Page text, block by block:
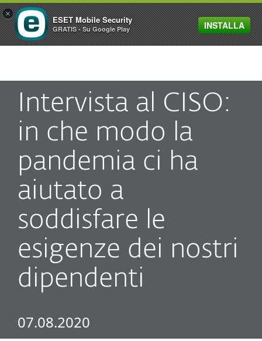
MENU
Intervista al CISO:
in che modo la
pandemia ci ha
aiutato a
soddisfare le
esigenze dei nostri
dipendenti
07.08.2020
×
ESET Mobile Security
GRATIS - Su Google Play INSTALLA